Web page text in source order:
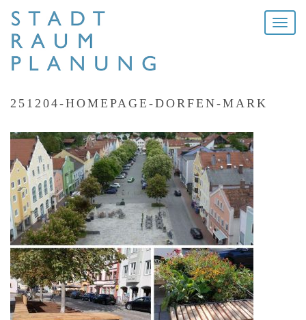
Toggle
251204-HOMEPAGE-DORFEN-MARK